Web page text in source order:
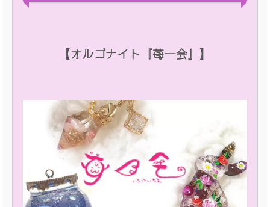
【オルゴナイト『苺一会』】